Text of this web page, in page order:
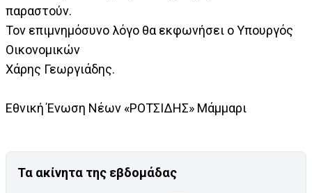
παραστούν.
Τον επιμνημόσυνο λόγο θα εκφωνήσει ο Υπουργός
Οικονομικών
Χάρης Γεωργιάδης.
Εθνική Ένωση Νέων «ΡΟΤΣΙΔΗΣ» Μάμμαρι
Τα ακίνητα της εβδομάδας